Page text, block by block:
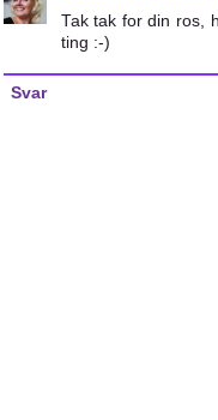
Tak tak for din ros,
ting :-)
Svar